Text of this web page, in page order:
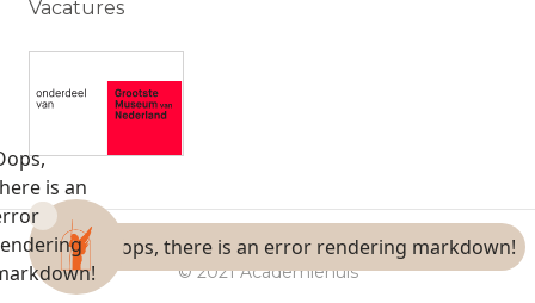
Vacatures
© 2021 Academiehuis